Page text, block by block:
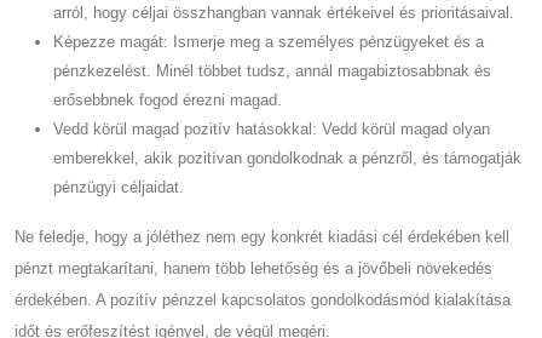
arról, hogy céljai összhangban vannak értékeivel és prioritásaival.
Képezze magát: Ismerje meg a személyes pénzügyeket és a
pénzkezelést. Minél többet tudsz, annál magabiztosabbnak és
erősebbnek fogod érezni magad.
Vedd körül magad pozitív hatásokkal: Vedd körül magad olyan
emberekkel, akik pozitívan gondolkodnak a pénzről, és támogatják
pénzügyi céljaidat.
Ne feledje, hogy a jóléthez nem egy konkrét kiadási cél érdekében kell
pénzt megtakarítani, hanem több lehetőség és a jövőbeli növekedés
érdekében. A pozitív pénzzel kapcsolatos gondolkodásmód kialakítása
időt és erőfeszítést igényel, de végül megéri.